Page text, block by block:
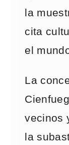
la
cita
el
La
vecinos
la